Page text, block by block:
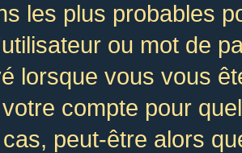
les plus probables
ou mot de
lorsque vous vous
compte pour
peut-être alors